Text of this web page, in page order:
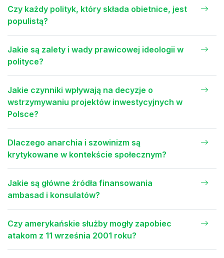
Czy każdy polityk, który składa obietnice, jest
populistą?
Jakie są zalety i wady prawicowej ideologii w
polityce?
Jakie czynniki wpływają na decyzje o
wstrzymywaniu projektów inwestycyjnych w
Polsce?
Dlaczego anarchia i szowinizm są
krytykowane w kontekście społecznym?
Jakie są główne źródła finansowania
ambasad i konsulatów?
Czy amerykańskie służby mogły zapobiec
atakom z 11 września 2001 roku?